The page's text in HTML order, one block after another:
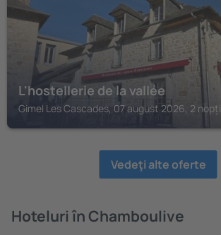
L'hostellerie de la vallée
Gimel Les Cascades, 07 august 2026, 2 nopți
Vedeţi alte oferte
Hoteluri în Chamboulive